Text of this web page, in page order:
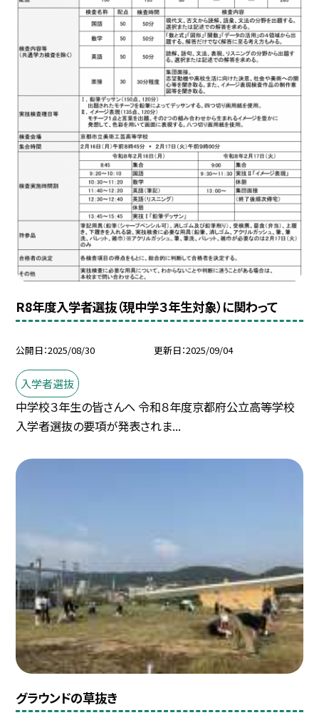
R8年度入学者選抜（現中学３年生対象）に関わって
公開日 2025/08/30 更新日 2025/09/04
入学者選抜
中学校３年生の皆さんへ 令和８年度京都府公立高等学校
入学者選抜の要項が発表されま...
グラウンドの草抜き